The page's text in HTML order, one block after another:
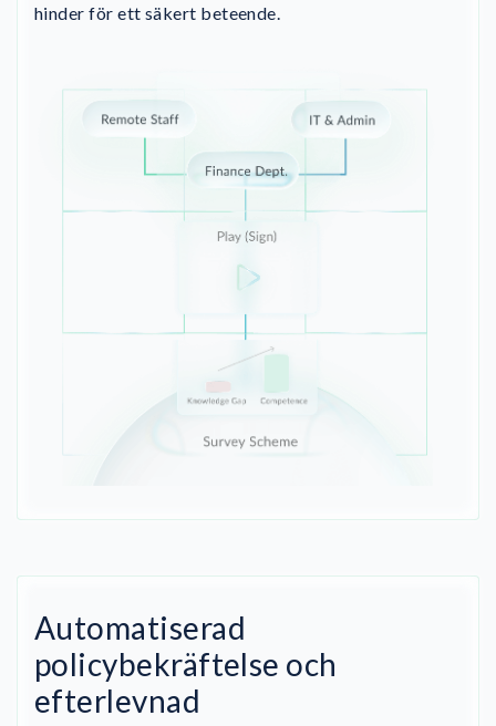
hinder för ett säkert beteende.
Automatiserad
policybekräftelse och
efterlevnad